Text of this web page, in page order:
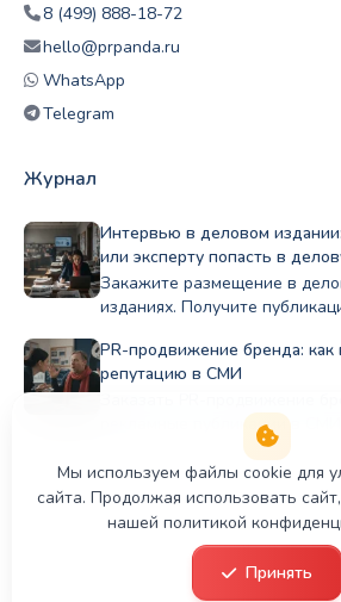
8 (499) 888-18-72
hello@prpanda.ru
WhatsApp
Telegram
Журнал
Интервью в деловом
или эксперту попасть в
Закажите размещение в
изданиях. Получите
Медиапродвижение PR Panda.
PR-продвижение бренда: как
репутацию в СМИ
рекламные публикации в
профильные издания по
репутацию Полный цикл в
© 2026 PR Panda. Все права
Мы используем файлы cookie для
сайта. Продолжая использовать
нашей политикой
Принять